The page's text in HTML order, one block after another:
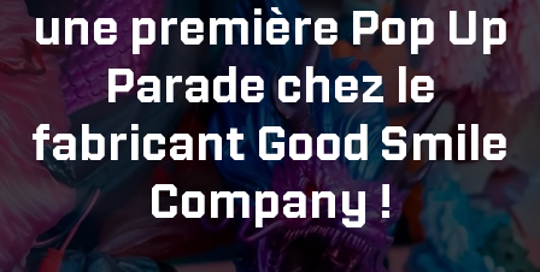
une première Pop Up
Parade chez le
fabricant Good Smile
Company !